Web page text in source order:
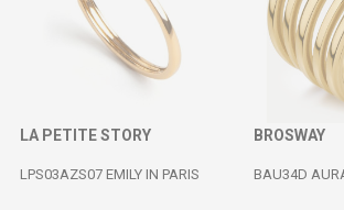
LA PETITE STORY
LPS03AZS07 EMILY IN PARIS
BROSWAY
BAU34D